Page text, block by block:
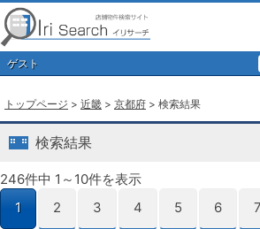
ゲスト
トップページ > 近畿 > 京都府 > 検索結果
検索結果
246件中 1～10件を表示
1
2 3 4 5 6 7